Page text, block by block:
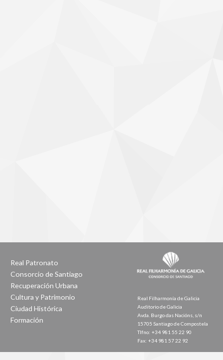
Real Patronato
Consorcio de Santiago
Recuperación Urbana
Cultura y Patrimonio
Ciudad Histórica
Formación
Real Filharmonía de Galicia
Auditorio de Galicia
Avda. Burgo das Nacións, s/n
15705 Santiago de Compostela
Tlfno: +34 981 55 22 90
Fax: +34 981 57 22 92